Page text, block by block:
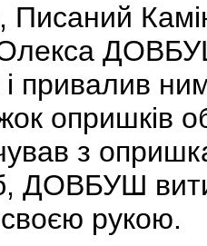
і привалив
опришків
з
ДОВБУШ
рукою.